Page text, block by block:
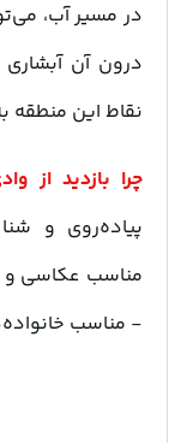
در مسیر آب،
درون آن
نقاط این منطقه
چرا بازدید از
پیاده‌روی و
مناسب عکاسی و
- مناسب